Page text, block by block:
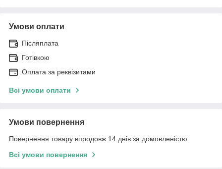
Умови оплати
Післяплата
Готівкою
Оплата за реквізитами
Всі умови оплати
Умови повернення
Повернення товару впродовж 14 днів за домовленістю
Всі умови повернення